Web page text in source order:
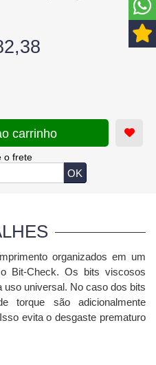
carrinho
o frete
organizados em um
Bit-Check. Os bits viscosos
uso universal. No caso dos bits
são adicionalmente
Isso evita o desgaste prematuro